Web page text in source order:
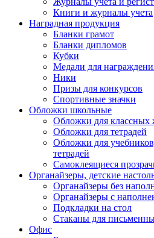
Книги и журналы учета
Наградная продукция
Бланки грамот
Бланки дипломов
Кубки
Медали для
Ники
Призы для конкурсов
Спортивные значки
Обложки школьные
Обложки для классных
Обложки для тетрадей
Обложки для
тетрадей
Самоклеящиеся
Органайзеры, детские
Органайзеры без
Органайзеры с
Подкладки на стол
Стаканы для
Офис